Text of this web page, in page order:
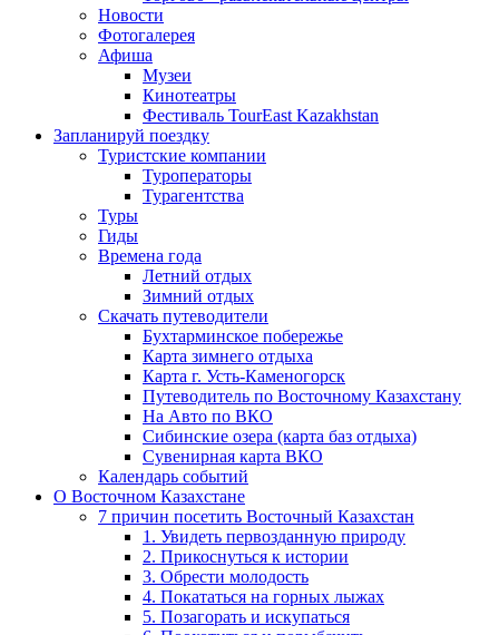
Новости
Фотогалерея
Афиша
Музеи
Кинотеатры
Фестиваль TourEast Kazakhstan
Запланируй поездку
Туристские компании
Туроператоры
Турагентства
Туры
Гиды
Времена года
Летний отдых
Зимний отдых
Скачать путеводители
Бухтарминское побережье
Карта зимнего отдыха
Карта г. Усть-Каменогорск
Путеводитель по Восточному Казахстану
На Авто по ВКО
Сибинские озера (карта баз отдыха)
Сувенирная карта ВКО
Календарь событий
О Восточном Казахстане
7 причин посетить Восточный Казахстан
1. Увидеть первозданную природу
2. Прикоснуться к истории
3. Обрести молодость
4. Покататься на горных лыжах
5. Позагорать и искупаться